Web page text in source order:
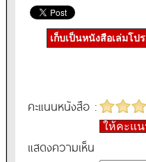
เก็บเป็นหนังสือเล่มโป
คะแนนหนังสือ :
ให้คะแ
แสดงความเห็น